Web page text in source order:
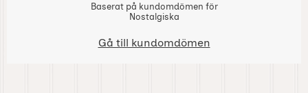
Baserat på kundomdömen för
Nostalgiska
Gå till kundomdömen